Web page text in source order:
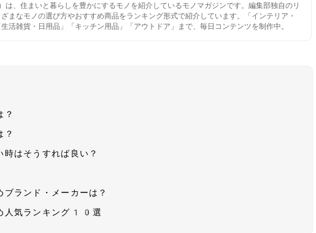
は、住まいと暮らしを豊かにするモノを紹介しているモノマガジンです。編集部独自のリ
まなモノの選び方やおすすめ商品をランキング形式で紹介しています。「インテリア・
活雑貨・日用品」「キッチン用品」「アウトドア」まで、毎日コンテンツを制作中。
？
？
はそうすれば良い？
ランド・メーカーは？
人気ランキング10選